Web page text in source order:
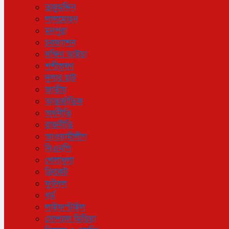
তজুমদ্দিন
লালমোহন
মনপুরা
চরফ্যাশন
দক্ষিণ আইচা
শশীভূষণ
দুলার হাট
জাতীয়
আন্তর্জাতিক
অর্থনীতি
রাজনীতি
আওয়ামীলীগ
বিএনপি
খেলাধুলা
ক্রিকেট
ফুটবল
ধর্ম
লাইফস্টাইল
সোশ্যাল মিডিয়া